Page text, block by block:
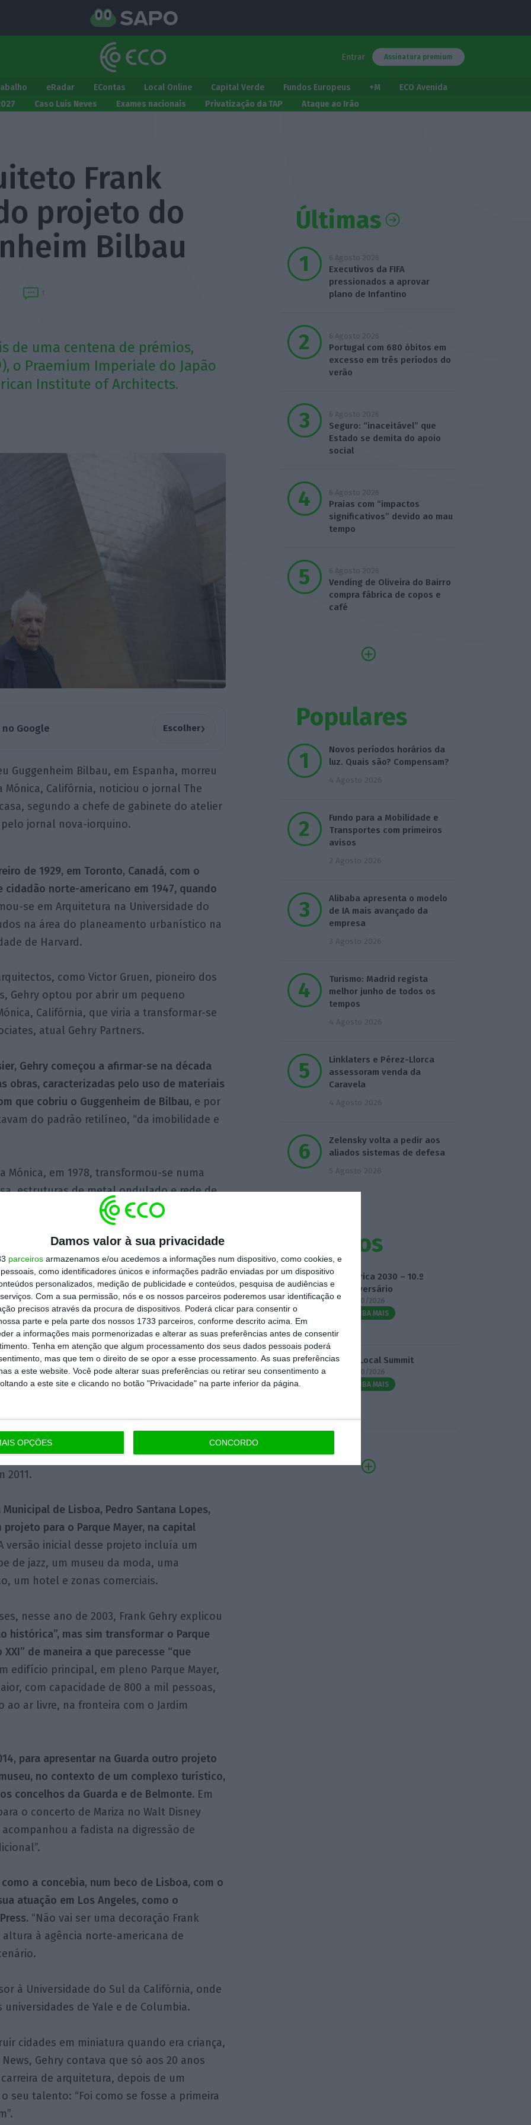
Damos valor à sua privacidade
parceiros armazenamos e/ou acedemos a informações num dispositivo, como cookies, e
como identificadores únicos e informações padrão enviadas por um dispositivo
personalizados, medição de publicidade e conteúdos, pesquisa de audiências e
Com a sua permissão, nós e os nossos parceiros poderemos usar identificação e
precisos através da procura de dispositivos. Poderá clicar para consentir o
parte e pela parte dos nossos 1733 parceiros, conforme descrito acima. Em
a informações mais pormenorizadas e alterar as suas preferências antes de consentir
Tenha em atenção que algum processamento dos seus dados pessoais poderá
mas que tem o direito de se opor a esse processamento. As suas preferências
a este website. Você pode alterar suas preferências ou retirar seu consentimento a
a este site e clicando no botão "Privacidade" na parte inferior da página.
OPÇÕES CONCORDO
Entrar Assinatura premium
eRadar EContas Local Online Capital Verde Fundos Europeus +M
ECO Avenida
Caso Luís Neves Exames nacionais Privatização da TAP Ataque ao Irão
Frank
projeto do
Bilbau
1
de uma centena de prémios,
o Praemium Imperiale do Japão
Institute of Architects.
Google Escolher›
Guggenheim Bilbau, em Espanha, morreu
Mónica, Califórnia, noticiou o jornal The
segundo a chefe de gabinete do atelier
pelo jornal nova-iorquino.
de 1929, em Toronto, Canadá, com o
cidadão norte-americano em 1947, quando
se em Arquitetura na Universidade do
na área do planeamento urbanístico na
de Harvard.
como Victor Gruen, pioneiro dos
Gehry optou por abrir um pequeno
Califórnia, que viria a transformar-se
atual Gehry Partners.
Gehry começou a afirmar-se na década
obras, caracterizadas pelo uso de materiais
que cobriu o Guggenheim de Bilbau, e por
do padrão retilíneo, “da imobilidade e
Mónica, em 1978, transformou-se numa
estruturas de metal ondulado e rede de
inacabado e instável.
destacam-se a Faculdade de Direito
(1981-84), em Los Angeles, o Museu
da Califórnia (1983-84), a sucursal da
Howard Goldwyn (1986), também em
o restaurante Dança dos Peixes, em
(1987), o Museu de Design da Vitra
Casa Dançante (1997), em Praga, o Walt
e a sede da Fundação Louis Vuitton
Bilbau (1997).
se a sede do DZ Bank, em Berlim, na
Facebook, na Califórnia, a sede da
habitacional de 76 andares, no bairro de
2011.
de Lisboa, Pedro Santana Lopes,
para o Parque Mayer, na capital
versão inicial desse projeto incluía um
de jazz, um museu da moda, uma
um hotel e zonas comerciais.
nesse ano de 2003, Frank Gehry explicou
histórica”, mas sim transformar o Parque
de maneira a que parecesse “que
edifício principal, em pleno Parque Mayer,
com capacidade de 800 a mil pessoas,
ar livre, na fronteira com o Jardim
para apresentar na Guarda outro projeto
no contexto de um complexo turístico,
concelhos da Guarda e de Belmonte. Em
o concerto de Mariza no Walt Disney
a fadista na digressão de
a concebia, num beco de Lisboa, com o
atuação em Los Angeles, como o
“Não vai ser uma decoração Frank
altura à agência norte-americana de
à Universidade do Sul da Califórnia, onde
de Yale e de Columbia.
cidades em miniatura quando era criança,
Gehry contava que só aos 20 anos
de arquitetura, depois de um
seu talento: “Foi como se fosse a primeira
Últimas
6 Agosto 2026
Executivos da FIFA
pressionados a aprovar
plano de Infantino
6 Agosto 2026
Portugal com 680 óbitos em
excesso em três períodos do
verão
6 Agosto 2026
Seguro: “inaceitável” que
Estado se demita do apoio
social
6 Agosto 2026
Praias com “impactos
significativos” devido ao mau
tempo
6 Agosto 2026
Vending de Oliveira do Bairro
compra fábrica de copos e
café
Populares
Novos períodos horários da
luz. Quais são? Compensam?
4 Agosto 2026
Fundo para a Mobilidade e
Transportes com primeiros
avisos
2 Agosto 2026
Alibaba apresenta o modelo
de IA mais avançado da
empresa
3 Agosto 2026
Turismo: Madrid regista
melhor junho de todos os
tempos
4 Agosto 2026
Linklaters e Pérez-Llorca
assessoram venda da
Caravela
4 Agosto 2026
Zelensky volta a pedir aos
aliados sistemas de defesa
5 Agosto 2026
Eventos
Fábrica 2030 – 10.º
Aniversário
14/10/2026
SAIBA MAIS
3.º Local Summit
07/10/2026
SAIBA MAIS